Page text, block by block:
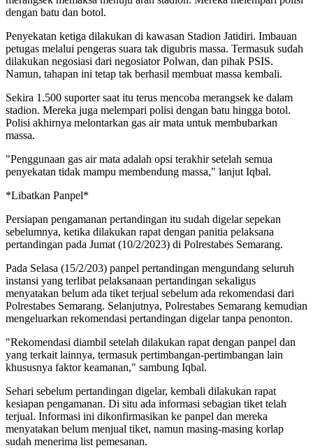
dengan batu dan botol.
Penyekatan ketiga dilakukan di kawasan Stadion Jatidiri. Imbauan
petugas melalui pengeras suara tak digubris massa. Termasuk sudah
dilakukan negosiasi dari negosiator Polwan, dan pihak PSIS.
Namun, tahapan ini tetap tak berhasil membuat massa kembali.
Sekira 1.500 suporter saat itu terus mencoba merangsek ke dalam
stadion. Mereka juga melempari polisi dengan batu hingga botol.
Polisi akhirnya melontarkan gas air mata untuk membubarkan
massa.
"Penggunaan gas air mata adalah opsi terakhir setelah semua
penyekatan tidak mampu membendung massa," lanjut Iqbal.
*Libatkan Panpel*
Persiapan pengamanan pertandingan itu sudah digelar sepekan
sebelumnya, ketika dilakukan rapat dengan panitia pelaksana
pertandingan pada Jumat (10/2/2023) di Polrestabes Semarang.
Pada Selasa (15/2/203) panpel pertandingan mengundang seluruh
instansi yang terlibat pelaksanaan pertandingan sekaligus
menyatakan belum ada tiket terjual sebelum ada rekomendasi dari
Polrestabes Semarang. Selanjutnya, Polrestabes Semarang kemudian
mengeluarkan rekomendasi pertandingan digelar tanpa penonton.
"Rekomendasi diambil setelah dilakukan rapat dengan panpel dan
yang terkait lainnya, termasuk pertimbangan-pertimbangan lain
khususnya faktor keamanan," sambung Iqbal.
Sehari sebelum pertandingan digelar, kembali dilakukan rapat
kesiapan pengamanan. Di situ ada informasi sebagian tiket telah
terjual. Informasi ini dikonfirmasikan ke panpel dan mereka
menyatakan belum menjual tiket, namun masing-masing korlap
sudah menerima list pemesanan.